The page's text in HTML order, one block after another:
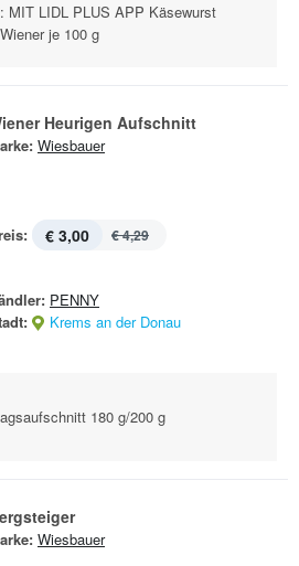
MIT LIDL PLUS APP Käsewurst
je 100 g
Heurigen Aufschnitt
Wiesbauer
€ 3,00 € 4,29
PENNY
Krems an der Donau
180 g/200 g
Wiesbauer